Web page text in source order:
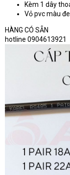
Kèm 1 dây
Vỏ pvc màu
HÀNG CÓ SẴN
hotline 0904613921